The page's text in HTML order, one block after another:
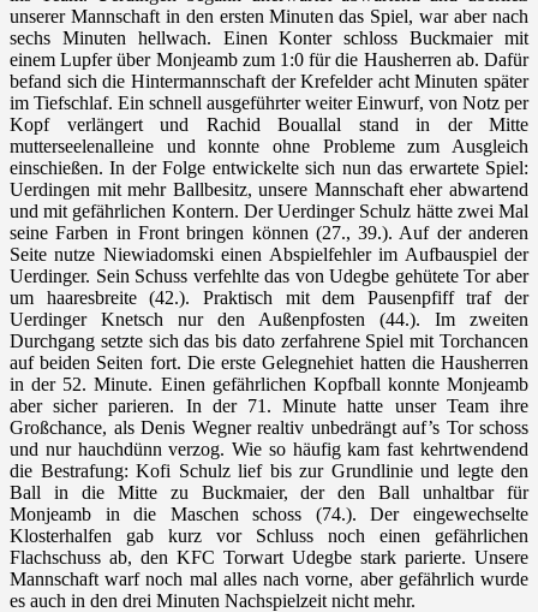
unserer Mannschaft in den ersten Minuten das Spiel, war aber nach
sechs Minuten hellwach. Einen Konter schloss Buckmaier mit
einem Lupfer über Monjeamb zum 1:0 für die Hausherren ab. Dafür
befand sich die Hintermannschaft der Krefelder acht Minuten später
im Tiefschlaf. Ein schnell ausgeführter weiter Einwurf, von Notz per
Kopf verlängert und Rachid Bouallal stand in der Mitte
mutterseelenalleine und konnte ohne Probleme zum Ausgleich
einschießen. In der Folge entwickelte sich nun das erwartete Spiel:
Uerdingen mit mehr Ballbesitz, unsere Mannschaft eher abwartend
und mit gefährlichen Kontern. Der Uerdinger Schulz hätte zwei Mal
seine Farben in Front bringen können (27., 39.). Auf der anderen
Seite nutze Niewiadomski einen Abspielfehler im Aufbauspiel der
Uerdinger. Sein Schuss verfehlte das von Udegbe gehütete Tor aber
um haaresbreite (42.). Praktisch mit dem Pausenpfiff traf der
Uerdinger Knetsch nur den Außenpfosten (44.). Im zweiten
Durchgang setzte sich das bis dato zerfahrene Spiel mit Torchancen
auf beiden Seiten fort. Die erste Gelegnehiet hatten die Hausherren
in der 52. Minute. Einen gefährlichen Kopfball konnte Monjeamb
aber sicher parieren. In der 71. Minute hatte unser Team ihre
Großchance, als Denis Wegner realtiv unbedrängt auf’s Tor schoss
und nur hauchdünn verzog. Wie so häufig kam fast kehrtwendend
die Bestrafung: Kofi Schulz lief bis zur Grundlinie und legte den
Ball in die Mitte zu Buckmaier, der den Ball unhaltbar für
Monjeamb in die Maschen schoss (74.). Der eingewechselte
Klosterhalfen gab kurz vor Schluss noch einen gefährlichen
Flachschuss ab, den KFC Torwart Udegbe stark parierte. Unsere
Mannschaft warf noch mal alles nach vorne, aber gefährlich wurde
es auch in den drei Minuten Nachspielzeit nicht mehr.